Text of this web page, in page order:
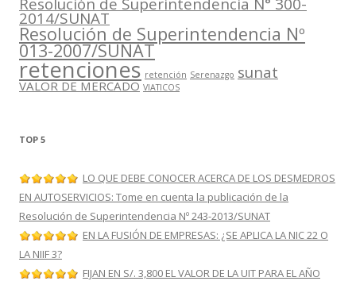
2014/SUNAT
Resolución de Superintendencia Nº
013-2007/SUNAT
retenciones retención Serenazgo sunat
VALOR DE MERCADO VIATICOS
TOP 5
LO QUE DEBE CONOCER ACERCA DE LOS DESMEDROS
EN AUTOSERVICIOS: Tome en cuenta la publicación de la
Resolución de Superintendencia Nº 243-2013/SUNAT
EN LA FUSIÓN DE EMPRESAS: ¿SE APLICA LA NIC 22 O
LA NIIF 3?
FIJAN EN S/. 3,800 EL VALOR DE LA UIT PARA EL AÑO